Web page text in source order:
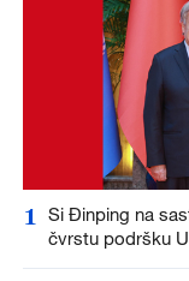
1
Si Đinping na
čvrstu podršku